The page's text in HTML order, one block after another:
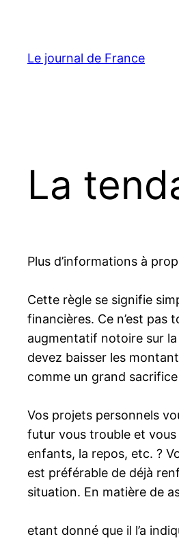
contenu
Le journal de France
La
Plus d’informations à
Cette règle se signifie
financières. Ce n’est pas
augmentatif notoire sur
devez baisser les
comme un grand
Vos projets personnels
futur vous trouble et vous
enfants, la repos, etc. ?
est préférable de déjà
situation. En matière de
etant donné que il l’a